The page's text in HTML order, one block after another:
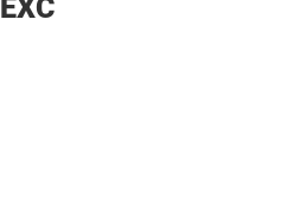
EXC